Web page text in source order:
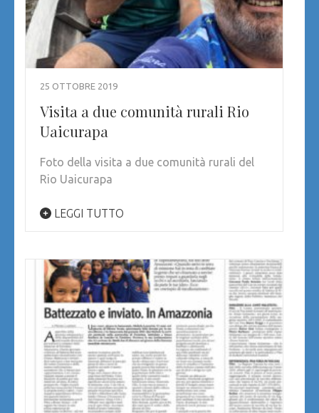
25 OTTOBRE 2019
Visita a due comunità rurali Rio
Uaicurapa
Foto della visita a due comunità rurali del
Rio Uaicurapa
LEGGI TUTTO